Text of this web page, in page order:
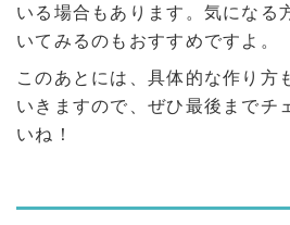
いる場合もあります。気になる
いてみるのもおすすめですよ。
このあとには、具体的な作り方
いきますので、ぜひ最後までチ
いね！